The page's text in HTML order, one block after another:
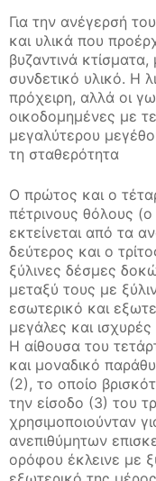
Για την ανέγερσή
και υλικά που
βυζαντινά
συνδετικό υλικό. Η
πρόχειρη, αλλά οι
οικοδομημένες με
μεγαλύτερου
τη σταθερότητα
O πρώτος και ο
πέτρινους θόλους
εκτείνεται από τα
δεύτερος και ο
ξύλινες δέσμες
μεταξύ τους με
εσωτερικό και
μεγάλες και
Η αίθουσα του
και μοναδικό
(2), το οποίο
την είσοδο (3) του
χρησιμοποιούνταν
ανεπιθύμητων
ορόφου έκλεινε με